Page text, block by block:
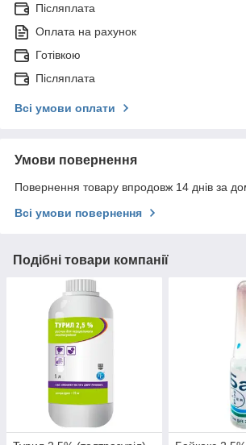
Післяплата
Оплата на рахунок
Готівкою
Післяплата
Всі умови оплати
Умови повернення
Повернення товару впродовж 14 днів за
Всі умови повернення
Подібні товари компанії